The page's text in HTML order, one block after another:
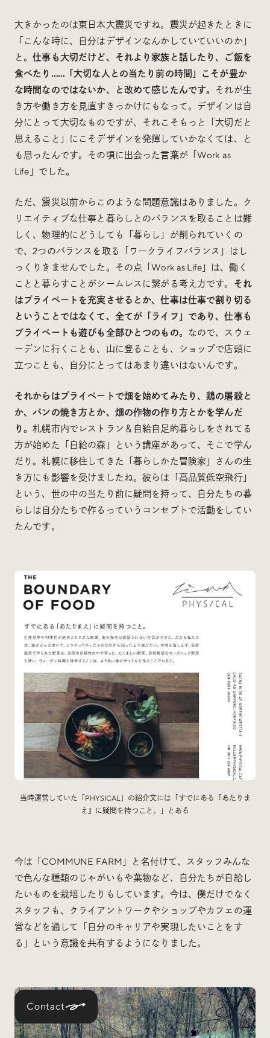
Contact
大きかったのは東日本大震災ですね。震災が起きたときに
「こんな時に、自分はデザインなんかしていていいのか」
と。仕事も大切だけど、それより家族と話したり、ご飯を
食べたり……「大切な人との当たり前の時間」こそが豊か
な時間なのではないか、と改めて感じたんです。 それが生
き方や働き方を見直すきっかけにもなって。デザインは自
分にとって大切なものですが、それこそもっと「大切だと
思えること」にこそデザインを発揮していかなくては、と
も思ったんです。その頃に出会った言葉が「Work as
Life」でした。
ただ、震災以前からこのような問題意識はありました。ク
リエイティブな仕事と暮らしとのバランスを取ることは難
しく、物理的にどうしても「暮らし」が削られていくの
で、2つのバランスを取る「ワークライフバランス」はし
っくりきませんでした。その点「Work as Life」は、働く
ことと暮らすことがシームレスに繋がる考え方です。 それ
はプライベートを充実させるとか、仕事は仕事で割り切る
ということではなくて、全てが「ライフ」であり、仕事も
プライベートも遊びも全部ひとつのもの。 なので、スウェ
ーデンに行くことも、山に登ることも、ショップで店頭に
立つことも、自分にとってはあまり違いはないんです。
それからはプライベートで畑を始めてみたり、鶏の屠殺と
か、パンの焼き方とか、畑の作物の作り方とかを学んだ
り。札幌市内でレストラン＆自給自足的暮らしをされてる
方が始めた「自給の森」という講座があって、そこで学ん
だり。札幌に移住してきた「暮らしかた冒険家」さんの生
き方にも影響を受けましたね。彼らは「高品質低空飛行」
という、世の中の当たり前に疑問を持って、自分たちの暮
らしは自分たちで作るっていうコンセプトで活動をしてい
たんです。
当時運営していた「PHYSICAL」の紹介文には「すでにある『あたりま
え』に疑問を持つこと。」とある
今は「COMMUNE FARM」と名付けて、スタッフみんな
で色んな種類のじゃがいもや葉物など、自分たちが自給し
たいものを栽培したりもしています。今は、僕だけでなく
スタッフも、クライアントワークやショップやカフェの運
営などを通して「自分のキャリアや実現したいことをす
る」という意識を共有するようになりました。